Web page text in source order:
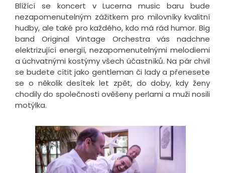
Blížící se koncert v Lucerna music baru bude
nezapomenutelným zážitkem pro milovníky kvalitní
hudby, ale také pro každého, kdo má rád humor. Big
band Original Vintage Orchestra vás nadchne
elektrizující energií, nezapomenutelnými melodiemi
a úchvatnými kostýmy všech účastníků. Na pár chvil
se budete cítit jako gentleman či lady a přenesete
se o několik desítek let zpět, do doby, kdy ženy
chodily do společnosti ověšeny perlami a muži nosili
motýlka.